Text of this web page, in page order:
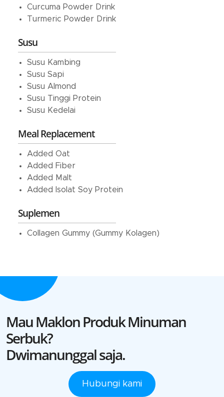
Curcuma Powder Drink
Turmeric Powder Drink
Susu
Susu Kambing
Susu Sapi
Susu Almond
Susu Tinggi Protein
Susu Kedelai
Meal Replacement
Added Oat
Added Fiber
Added Malt
Added Isolat Soy Protein
Suplemen
Collagen Gummy (Gummy Kolagen)
Mau Maklon Produk Minuman
Serbuk?
Dwimanunggal saja.
Hubungi kami